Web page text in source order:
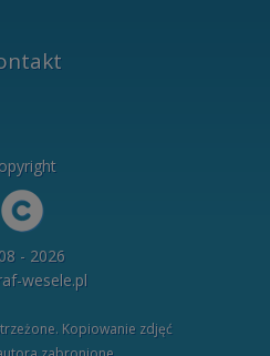
- 2026
wesele.pl
Kopiowanie zdjęć